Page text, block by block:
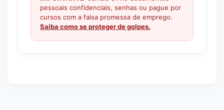
pessoais confidenciais, senhas ou pague por
cursos com a falsa promessa de emprego.
Saiba como se proteger de golpes.